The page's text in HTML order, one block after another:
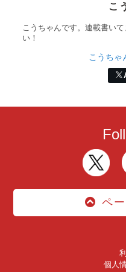
こ
こうちゃんです。連載書い
い！
こうちゃ
ペ
個人